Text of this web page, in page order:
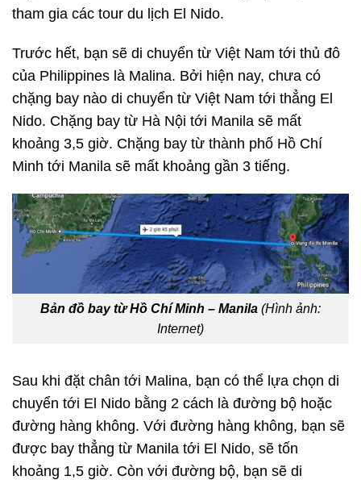
tham gia các tour du lịch El Nido.
Trước hết, bạn sẽ di chuyển từ Việt Nam tới thủ đô
của Philippines là Malina. Bởi hiện nay, chưa có
chặng bay nào di chuyển từ Việt Nam tới thẳng El
Nido. Chặng bay từ Hà Nội tới Manila sẽ mất
khoảng 3,5 giờ. Chặng bay từ thành phố Hồ Chí
Minh tới Manila sẽ mất khoảng gần 3 tiếng.
Bản đồ bay từ Hồ Chí Minh – Manila (Hình ảnh:
Internet)
Sau khi đặt chân tới Malina, bạn có thể lựa chọn di
chuyển tới El Nido bằng 2 cách là đường bộ hoặc
đường hàng không. Với đường hàng không, bạn sẽ
được bay thẳng từ Manila tới El Nido, sẽ tốn
khoảng 1,5 giờ. Còn với đường bộ, bạn sẽ di